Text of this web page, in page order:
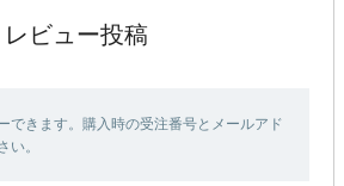
レビュー投稿
できます。購入時の受注番号とメールアド
。